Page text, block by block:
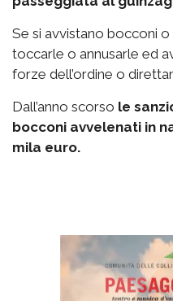
Se si avvistano bocconi
toccarle o annusarle ed
forze dell’ordine o
Dall’anno scorso le
bocconi avvelenati in
mila euro.